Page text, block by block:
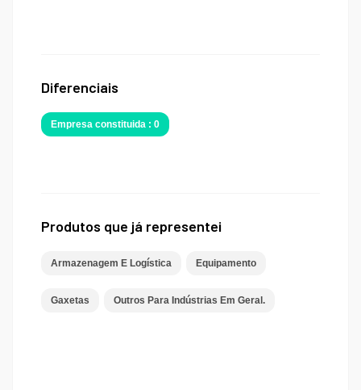
Diferenciais
Empresa constituida : 0
Produtos que já representei
Armazenagem E Logística Equipamento
Gaxetas Outros Para Indústrias Em Geral.